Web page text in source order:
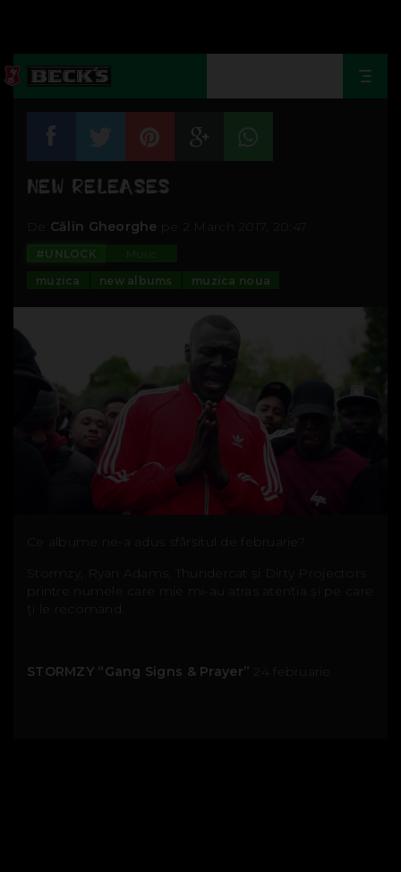
NEW RELEASES
Călin Gheorghe pe 2 March 2017, 20:47
#UNLOCK
Music
muzica
new albums muzica noua
Ce albume ne-a adus sfârșitul de februarie?
Stormzy, Ryan Adams, Thundercat și Dirty Projectors
printre numele care mie mi-au atras atenția și pe care
ți le recomand.
STORMZY “Gang Signs & Prayer” 24 februarie